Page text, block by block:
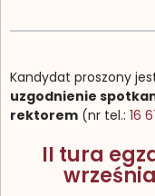
Kandydat proszony
uzgodnienie
rektorem (nr tel.: 16
II tura